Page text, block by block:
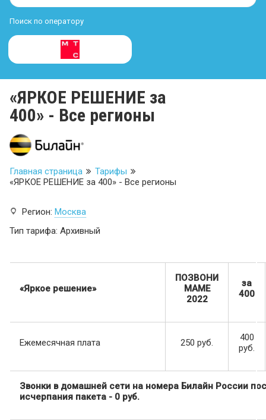
Поиск по оператору
«ЯРКОЕ РЕШЕНИЕ за
400» - Все регионы
Главная страница
Тарифы
«ЯРКОЕ РЕШЕНИЕ за 400» - Все регионы
Регион: Москва
Тип тарифа: Архивный
«Яркое решение»
ПОЗВОНИ
МАМЕ
2022
за
400
Ежемесячная плата 250 руб.
400
руб.
Звонки в домашней сети на номера Билайн России
исчерпания пакета - 0 руб.